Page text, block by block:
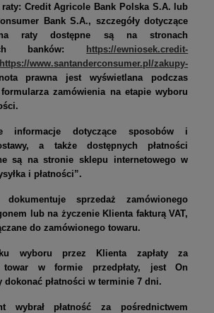
raty: Credit Agricole Bank Polska S.A. lub
Bank S.A., szczegóły dotyczące
na raty dostępne są na stronach
banków:
https://ewniosek.credit-
https://www.santanderconsumer.pl/zakupy-
prawna jest wyświetlana podczas
formularza zamówienia na etapie wyboru
informacje dotyczące sposobów i
a także dostępnych płatności
są na stronie sklepu internetowego w
i płatności”.
dokumentuje sprzedaż zamówionego
lub na życzenie Klienta fakturą VAT,
do zamówionego towaru.
wyboru przez Klienta zapłaty za
towar w formie przedpłaty, jest On
dokonać płatności w terminie 7 dni.
wybrał płatność za pośrednictwem